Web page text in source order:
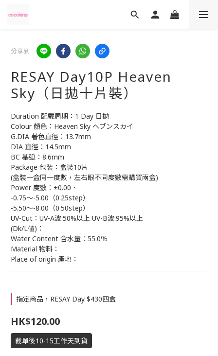
分享到
RESAY Day10P Heaven
Sky（日拋十片裝）
Duration 配戴周期：1 Day 日拋
Colour 顏色：Heaven Sky ヘブンスカイ
G.DIA 著色直徑：13.7mm
DIA 直徑：14.5mm
BC 基弧：8.6mm
Package 包裝：盒裝10片
(盒裝一盒同一度數，左右眼不同度數需購買兩盒)
Power 度數：±0.00、
-0.75～-5.00（0.25step）
-5.50～-8.00（0.50step）
UV-Cut：UV-A波:50%以上 UV-B波:95%以上
(Dk/L値)：
Water Content 含水量：55.0％
Material 物料：
Place of origin 產地：
指定商品，RESAY Day $430四盒
HK$120.00
截單後10-15工作天到貨